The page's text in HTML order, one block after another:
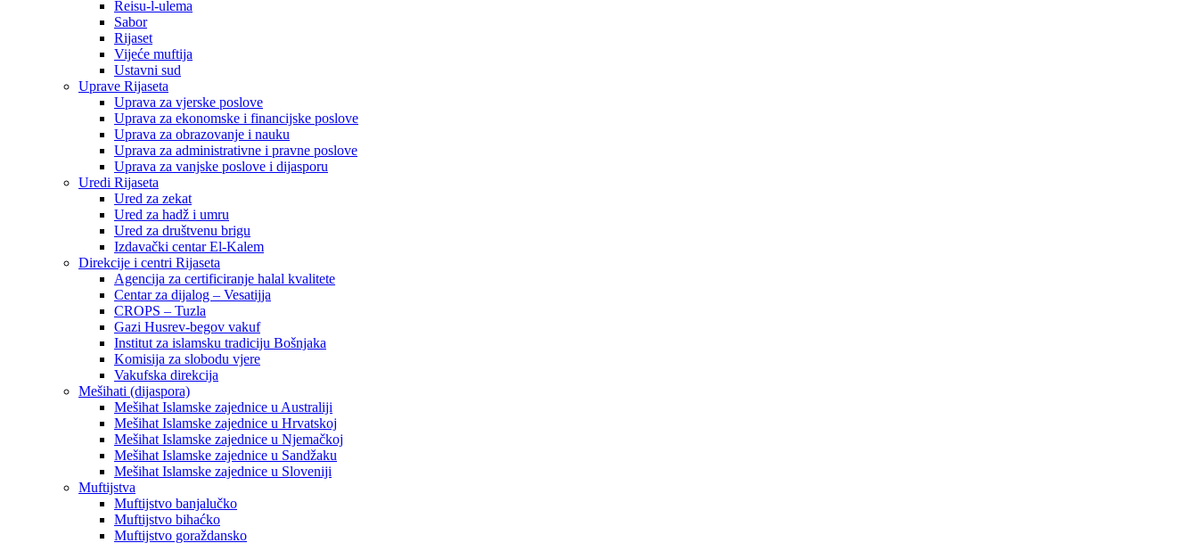
Reisu-l-ulema
Sabor
Rijaset
Vijeće muftija
Ustavni sud
Uprave Rijaseta
Uprava za vjerske poslove
Uprava za ekonomske i financijske poslove
Uprava za obrazovanje i nauku
Uprava za administrativne i pravne poslove
Uprava za vanjske poslove i dijasporu
Uredi Rijaseta
Ured za zekat
Ured za hadž i umru
Ured za društvenu brigu
Izdavački centar El-Kalem
Direkcije i centri Rijaseta
Agencija za certificiranje halal kvalitete
Centar za dijalog – Vesatijja
CROPS – Tuzla
Gazi Husrev-begov vakuf
Institut za islamsku tradiciju Bošnjaka
Komisija za slobodu vjere
Vakufska direkcija
Mešihati (dijaspora)
Mešihat Islamske zajednice u Australiji
Mešihat Islamske zajednice u Hrvatskoj
Mešihat Islamske zajednice u Njemačkoj
Mešihat Islamske zajednice u Sandžaku
Mešihat Islamske zajednice u Sloveniji
Muftijstva
Muftijstvo banjalučko
Muftijstvo bihaćko
Muftijstvo goraždansko